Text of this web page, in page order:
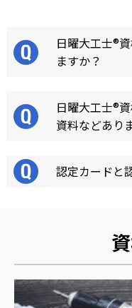
日曜大工士®
ますか？
日曜大工士®
資料などあり
認定カードと